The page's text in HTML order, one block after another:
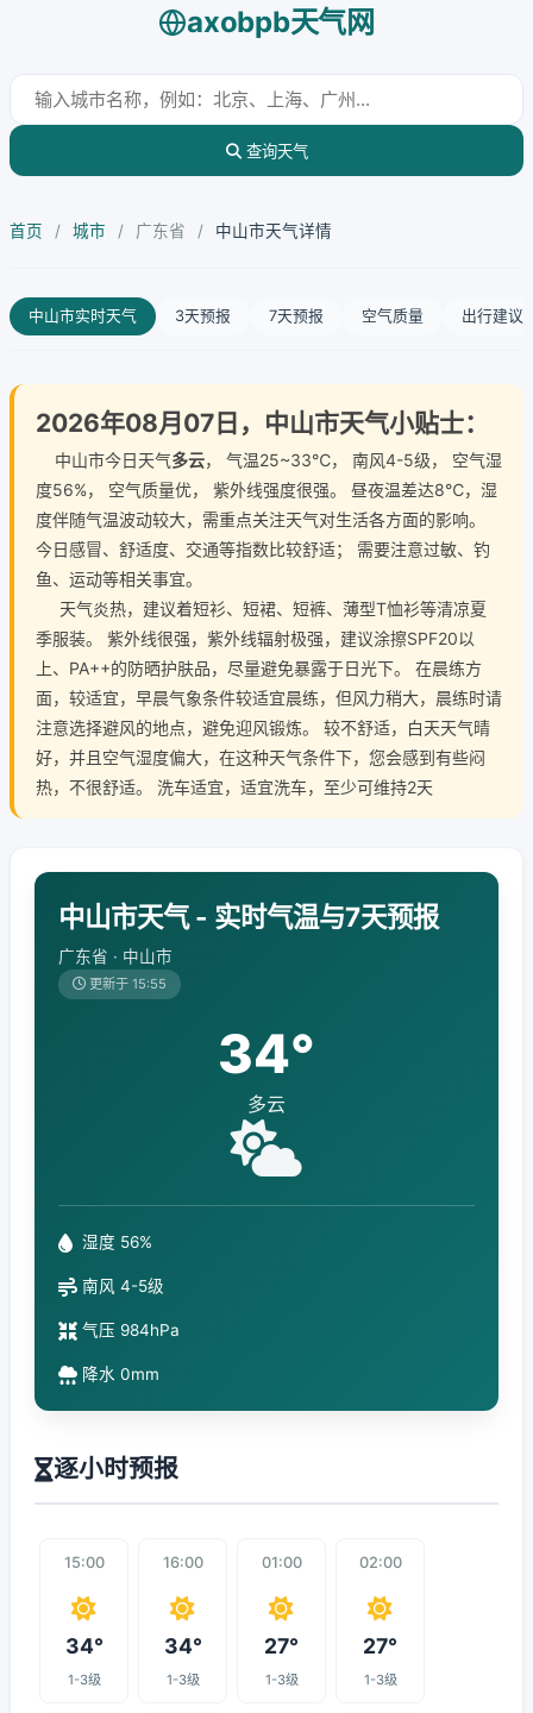
axobpb天气网
查询天气
首页 / 城市 / 广东省 / 中山市天气详情
中山市实时天气 3天预报 7天预报 空气质量 出行建议
2026年08月07日，中山市天气小贴士：
中山市今日天气多云， 气温25~33℃， 南风4-5级， 空气湿
度56%， 空气质量优， 紫外线强度很强。 昼夜温差达8℃，湿
度伴随气温波动较大，需重点关注天气对生活各方面的影响。
今日感冒、舒适度、交通等指数比较舒适； 需要注意过敏、钓
鱼、运动等相关事宜。
天气炎热，建议着短衫、短裙、短裤、薄型T恤衫等清凉夏
季服装。 紫外线很强，紫外线辐射极强，建议涂擦SPF20以
上、PA++的防晒护肤品，尽量避免暴露于日光下。 在晨练方
面，较适宜，早晨气象条件较适宜晨练，但风力稍大，晨练时请
注意选择避风的地点，避免迎风锻炼。 较不舒适，白天天气晴
好，并且空气湿度偏大，在这种天气条件下，您会感到有些闷
热，不很舒适。 洗车适宜，适宜洗车，至少可维持2天
中山市天气 - 实时气温与7天预报
广东省 · 中山市
更新于 15:55
34°
多云
湿度 56%
南风 4-5级
气压 984hPa
降水 0mm
逐小时预报
15:00
34°
1-3级
16:00
34°
1-3级
01:00
27°
1-3级
02:00
27°
1-3级